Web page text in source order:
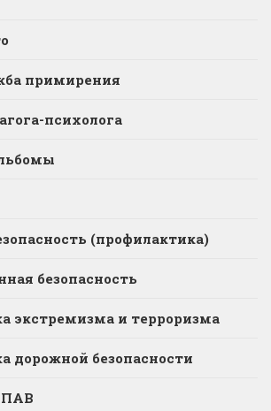
примирения
психолога
(профилактика)
безопасность
экстремизма и терроризма
дорожной безопасности
ПАВ